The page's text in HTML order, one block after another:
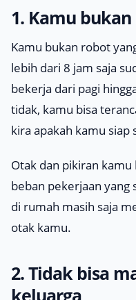
1. Kamu
Kamu bukan robot
lebih dari 8 jam saja
bekerja dari pagi
tidak, kamu bisa
kira apakah kamu siap
Otak dan pikiran
beban pekerjaan yang
di rumah masih saja
otak kamu.
2. Tidak bisa
keluarga